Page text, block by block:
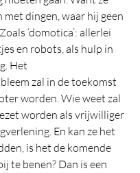
met dingen, waar hij geen
‘domotica’: allerlei
en robots, als hulp in
Het
zal in de toekomst
worden. Wie weet zal
worden als vrijwilliger
En kan ze het
is het de komende
te benen? Dan is een